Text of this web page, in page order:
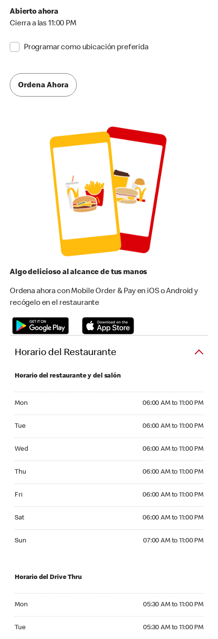
Abierto ahora
Cierra a las 11:00 PM
Programar como ubicación preferida
Ordena Ahora
Algo delicioso al alcance de tus manos
Ordena ahora con Mobile Order & Pay en iOS o Android y
recógelo en el restaurante
Horario del Restaurante
Horario del restaurante y del salón
Mon 06:00 AM to 11:00 PM
Tue 06:00 AM to 11:00 PM
Wed 06:00 AM to 11:00 PM
Thu 06:00 AM to 11:00 PM
Fri 06:00 AM to 11:00 PM
Sat 06:00 AM to 11:00 PM
Sun 07:00 AM to 11:00 PM
Horario del Drive Thru
Mon 05:30 AM to 11:00 PM
Tue 05:30 AM to 11:00 PM